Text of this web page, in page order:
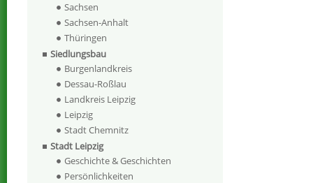
Sachsen
Sachsen-Anhalt
Thüringen
Siedlungsbau
Burgenlandkreis
Dessau-Roßlau
Landkreis Leipzig
Leipzig
Stadt Chemnitz
Stadt Leipzig
Geschichte & Geschichten
Persönlichkeiten